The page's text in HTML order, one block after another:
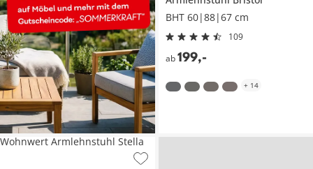
BHT 60|88|67 cm
109
ab 199,-
+ 14
Wohnwert Armlehnstuhl Stella